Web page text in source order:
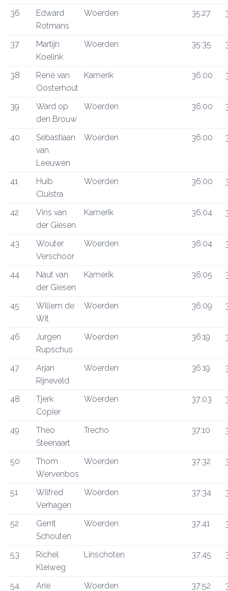
36
Edward
Rotmans
Woerden 35:27
37
Martijn
Koelink
Woerden 35:35
38
René van
Oosterhout
Kamerik 36:00
39
Ward op
den Brouw
Woerden 36:00
40
Sebastiaan
van
Leeuwen
Woerden 36:00
41
Huib
Cluistra
Woerden 36:00
42
Vins van
der Giesen
Kamerik 36:04
43
Wouter
Verschoor
Woerden 36:04
44
Naut van
der Giesen
Kamerik 36:05
45
Willem de
Wit
Woerden 36:09
46
Jurgen
Rupschus
Woerden 36:19
47
Arjan
Rijneveld
Woerden 36:19
48
Tjerk
Copier
Woerden 37:03
49
Theo
Steenaart
Trecho 37:10
50
Thom
Wervenbos
Woerden 37:32
51
Wilfred
Verhagen
Woerden 37:34
52
Gerrit
Schouten
Woerden 37:41
53
Richel
Kleiweg
Linschoten 37:45
54
Arie
Woerden 37:52